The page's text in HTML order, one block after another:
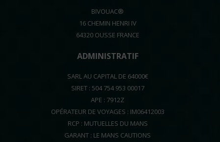
BIVOUAC®
16 CHEMIN HENRI IV
64320 OUSSE FRANCE
ADMINISTRATIF
SARL AU CAPITAL DE 64000€
SIRET : 504 754 953 00017
APE : 7912Z
OPÉRATEUR DE VOYAGES : IM06412003
RCP : MUTUELLES DU MANS
GARANT : LE MANS CAUTIONS